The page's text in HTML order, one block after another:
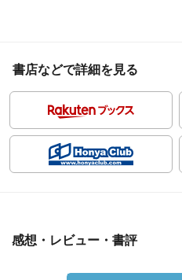
書店などで詳細を見る
感想・レビュー・書評